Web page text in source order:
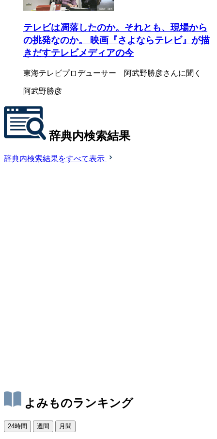
テレビは凋落したのか。それとも、現場から
の挑発なのか。 映画『さよならテレビ』が描
きだすテレビメディアの今
東海テレビプロデューサー 阿武野勝彦さんに聞く
阿武野勝彦
辞典内検索結果
辞典内検索結果をすべて表示
よみものランキング
24時間 週間 月間